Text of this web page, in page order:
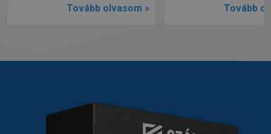
Tovább olvasom » Tovább